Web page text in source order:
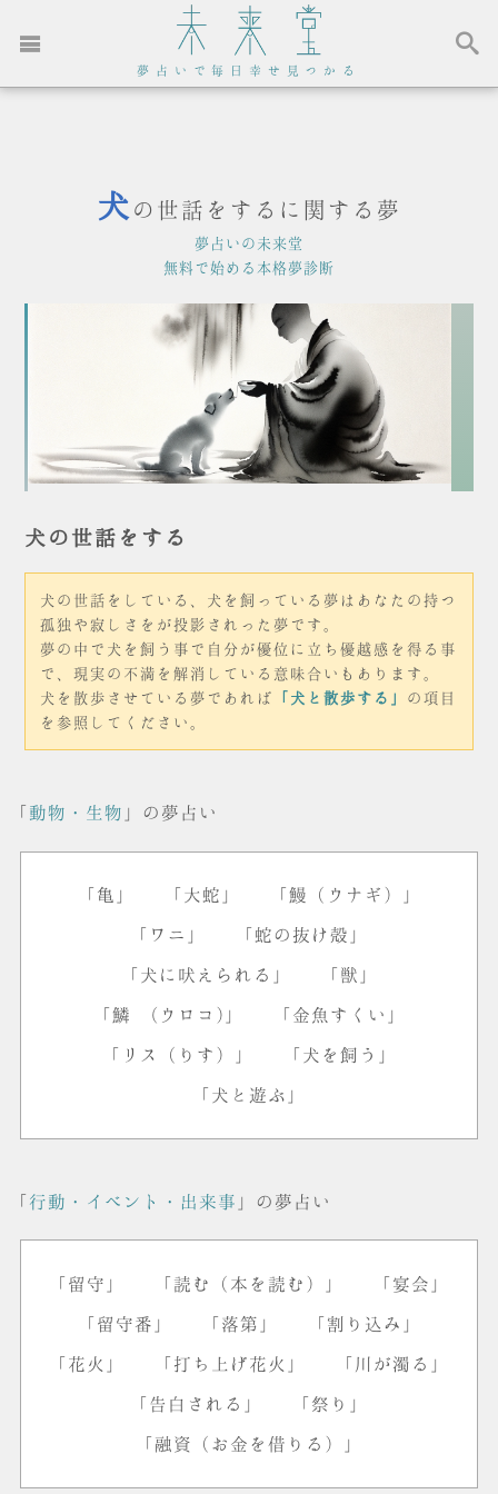
夢占いで毎日幸せ見つかる
犬 の世話をするに関する夢
夢占いの未来堂
無料で始める本格夢診断
犬の世話をする
犬の世話をしている、犬を飼っている夢はあなたの持つ
孤独や寂しさをが投影されった夢です。
夢の中で犬を飼う事で自分が優位に立ち優越感を得る事
で、現実の不満を解消している意味合いもあります。
犬を散歩させている夢であれば
「犬と散歩する」 の項目
を参照してください。
「 動物・生物 」の夢占い
「亀」 「大蛇」 「鰻（ウナギ）」
「ワニ」 「蛇の抜け殻」
「犬に吠えられる」 「獣」
「鱗 (ウロコ)」 「金魚すくい」
「リス（りす）」 「犬を飼う」
「犬と遊ぶ」
「行動・イベント・出来事 」の夢占い
「留守」 「読む（本を読む）」 「宴会」
「留守番」 「落第」 「割り込み」
「花火」 「打ち上げ花火」 「川が濁る」
「告白される」 「祭り」
「融資（お金を借りる）」